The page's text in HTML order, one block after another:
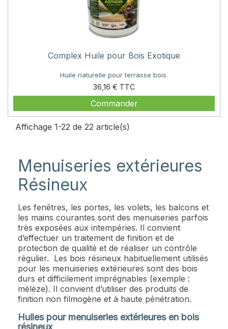
Complex Huile pour Bois Exotique
Huile naturelle pour terrasse bois.
36,16 €
Prix
Commander
Affichage 1-22 de 22 article(s)
Menuiseries extérieures
Résineux
Les fenêtres, les portes, les volets, les balcons et
les mains courantes sont des menuiseries parfois
très exposées aux intempéries. Il convient
d’effectuer un traitement de finition et de
protection de qualité et de réaliser un contrôle
régulier. Les bois résineux habituellement utilisés
pour les menuiseries extérieures sont des bois
durs et difficilement imprégnables (exemple :
mélèze). Il convient d’utiliser des produits de
finition non filmogène et à haute pénétration.
Huiles pour menuiseries extérieures en bois
résineux